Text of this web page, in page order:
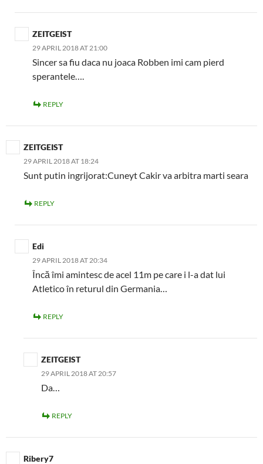
ZEITGEIST
29 APRIL 2018 AT 21:00
Sincer sa fiu daca nu joaca Robben imi cam pierd
sperantele….
REPLY
ZEITGEIST
29 APRIL 2018 AT 18:24
Sunt putin ingrijorat:Cuneyt Cakir va arbitra marti seara
REPLY
Edi
29 APRIL 2018 AT 20:34
Încă îmi amintesc de acel 11m pe care i l-a dat lui
Atletico în returul din Germania…
REPLY
ZEITGEIST
29 APRIL 2018 AT 20:57
Da…
REPLY
Ribery7